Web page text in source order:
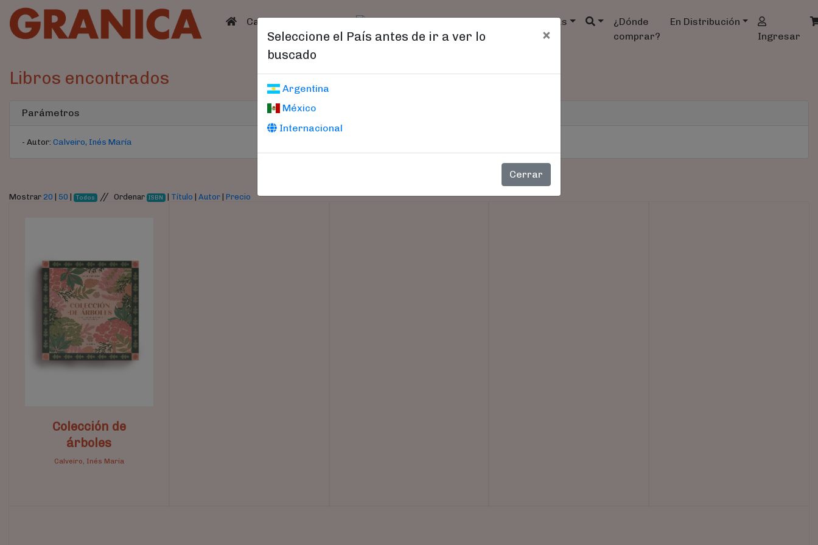
(current)
Catálogo Catálogo Agendas
¿Dónde
comprar?
En Distribución
Ingresar
Seleccione el País antes de ir a ver lo
buscado
×
Argentina
México
Internacional
Cerrar
Libros encontrados
Parámetros
- Autor: Calveiro, Inés María
Mostrar 20 50 Todos // Ordenar ISBN Título |Autor |Precio
Colección de
árboles
Calveiro, Inés María